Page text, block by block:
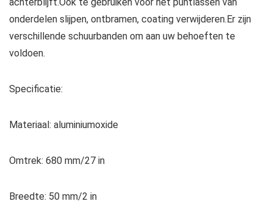
onderdelen slijpen, ontbramen, coating verwijderen.Er zijn
verschillende schuurbanden om aan uw behoeften te
voldoen.
Specificatie:
Materiaal: aluminiumoxide
Omtrek: 680 mm/27 in
Breedte: 50 mm/2 in